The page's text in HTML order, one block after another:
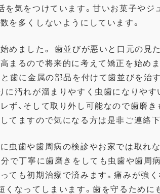
を気をつけています。甘いお菓子やジ
を多くしないようにしています。
めました。 歯並びが悪いと口元の見
まるので将来的に考えて矯正を始め
歯に金属の部品を付けて歯並びを治
に汚れが溜まりやすく虫歯になりや
ず、そして取り外し可能なので歯磨
てますので気になる方は是非ご連絡下
虫歯や歯周病の検診やお家では取れ
で丁寧に歯磨きをしても虫歯や歯周
ても初期治療で済みます。痛みが強
くなってしまいます。歯を守るために